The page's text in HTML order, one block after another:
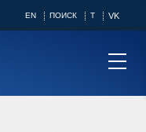
EN ПОИСК T VK